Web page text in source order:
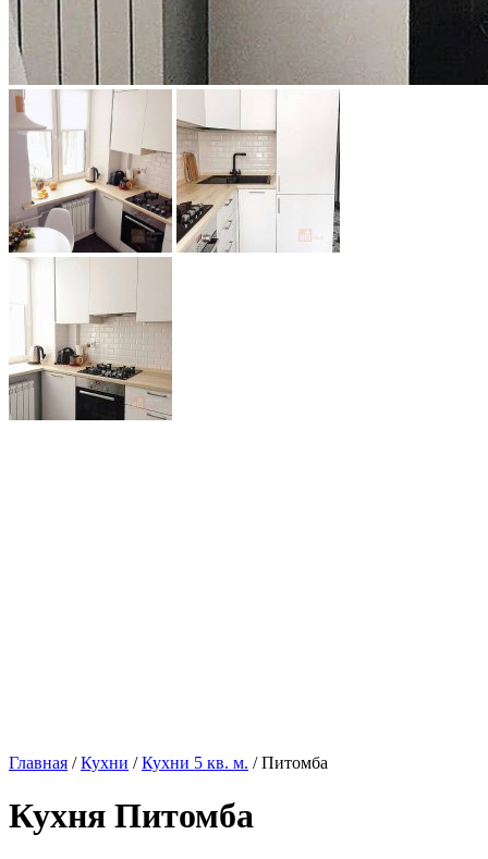
Главная /Кухни /Кухни 5 кв. м. / Питомба
Кухня Питомба